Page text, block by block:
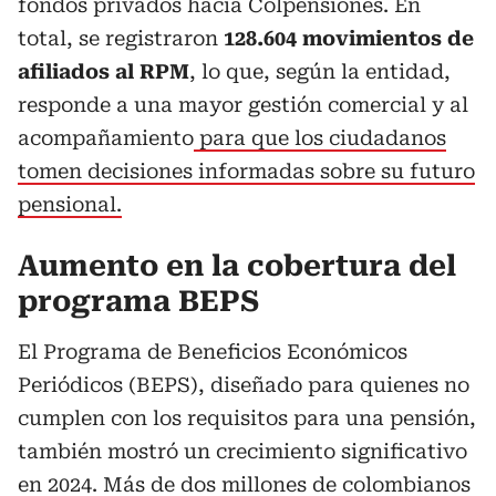
fondos privados hacia Colpensiones. En
total, se registraron 128.604 movimientos de
afiliados al RPM, lo que, según la entidad,
responde a una mayor gestión comercial y al
acompañamiento para que los ciudadanos
tomen decisiones informadas sobre su futuro
pensional.
Aumento en la cobertura del
programa BEPS
El Programa de Beneficios Económicos
Periódicos (BEPS), diseñado para quienes no
cumplen con los requisitos para una pensión,
también mostró un crecimiento significativo
en 2024. Más de dos millones de colombianos